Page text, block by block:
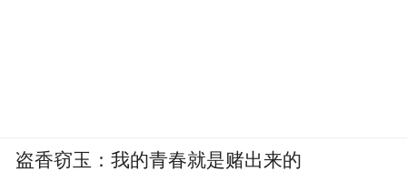
盗香窃玉：我的青春就是赌出来的